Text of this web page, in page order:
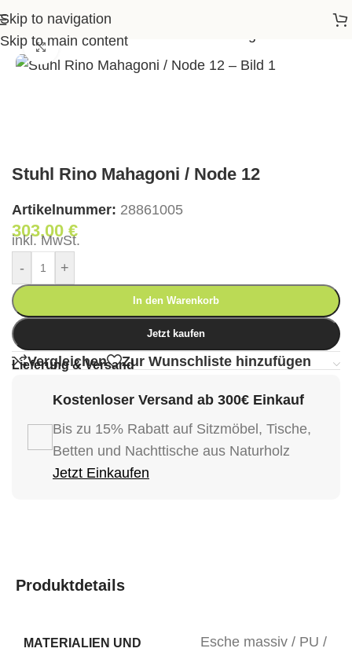
Skip to navigation
Skip to main content
> Essen>Stühle>
Klick zum Vergrößern
Stuhl Rino Mahagoni / Node 12
Artikelnummer: 28861005
303,00€
inkl. MwSt.
-
+
In den Warenkorb
Jetzt kaufen
Vergleichen Zur Wunschliste hinzufügen
Lieferung & Versand
Kostenloser Versand ab 300€ Einkauf
Bis zu 15% Rabatt auf Sitzmöbel, Tische,
Betten und Nachttische aus Naturholz
Jetzt Einkaufen
Produktdetails
MATERIALIEN UND
Esche massiv / PU /